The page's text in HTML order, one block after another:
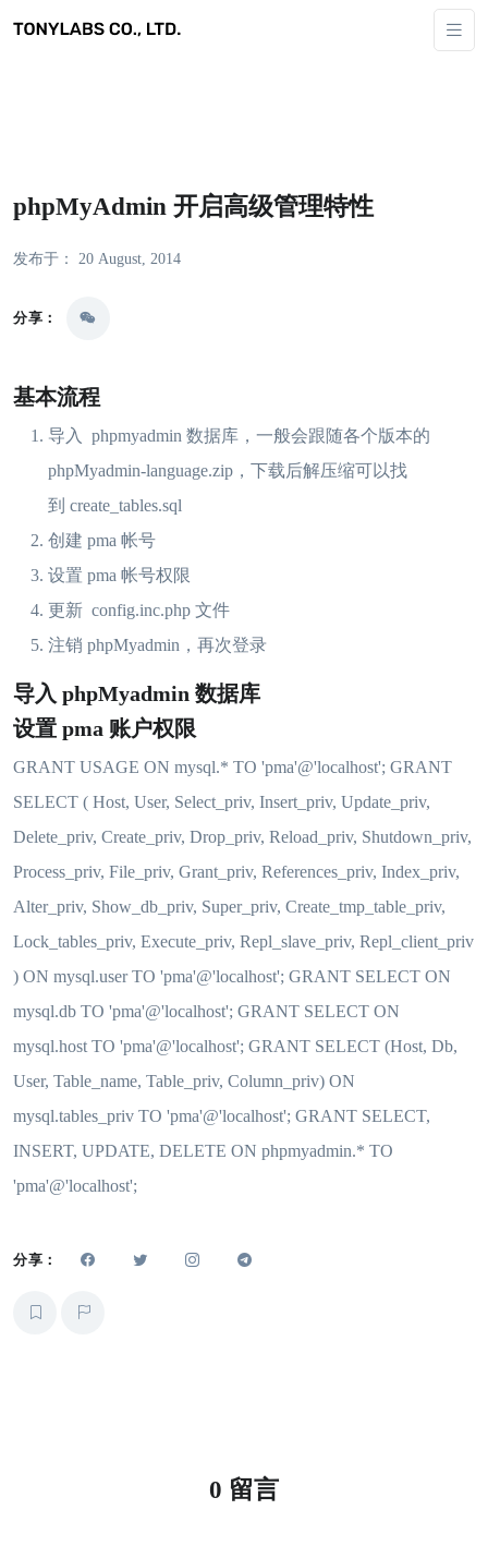
phpMyAdmin 开启高级管理特性
发布于： 20 August, 2014
分享：
基本流程
导入 phpmyadmin 数据库，一般会跟随各个版本的
phpMyadmin-language.zip，下载后解压缩可以找
到 create_tables.sql
创建 pma 帐号
设置 pma 帐号权限
更新 config.inc.php 文件
注销 phpMyadmin，再次登录
导入 phpMyadmin 数据库
设置 pma 账户权限
GRANT USAGE ON mysql.* TO 'pma'@'localhost'; GRANT
SELECT ( Host, User, Select_priv, Insert_priv, Update_priv,
Delete_priv, Create_priv, Drop_priv, Reload_priv, Shutdown_priv,
Process_priv, File_priv, Grant_priv, References_priv, Index_priv,
Alter_priv, Show_db_priv, Super_priv, Create_tmp_table_priv,
Lock_tables_priv, Execute_priv, Repl_slave_priv, Repl_client_priv
) ON mysql.user TO 'pma'@'localhost'; GRANT SELECT ON
mysql.db TO 'pma'@'localhost'; GRANT SELECT ON
mysql.host TO 'pma'@'localhost'; GRANT SELECT (Host, Db,
User, Table_name, Table_priv, Column_priv) ON
mysql.tables_priv TO 'pma'@'localhost'; GRANT SELECT,
INSERT, UPDATE, DELETE ON phpmyadmin.* TO
'pma'@'localhost';
分享：
0 留言